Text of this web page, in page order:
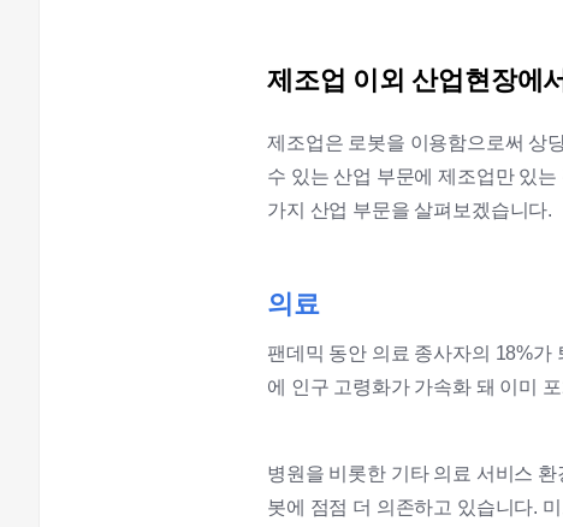
제조업 이외 산업현장에
제조업은 로봇을 이용함으로써 상
수 있는 산업 부문에 제조업만 있
가지 산업 부문을 살펴보겠습니다.
의료
팬데믹 동안 의료 종사자의 18%가
에 인구 고령화가 가속화 돼 이미
병원을 비롯한 기타 의료 서비스
봇에 점점 더 의존하고 있습니다.